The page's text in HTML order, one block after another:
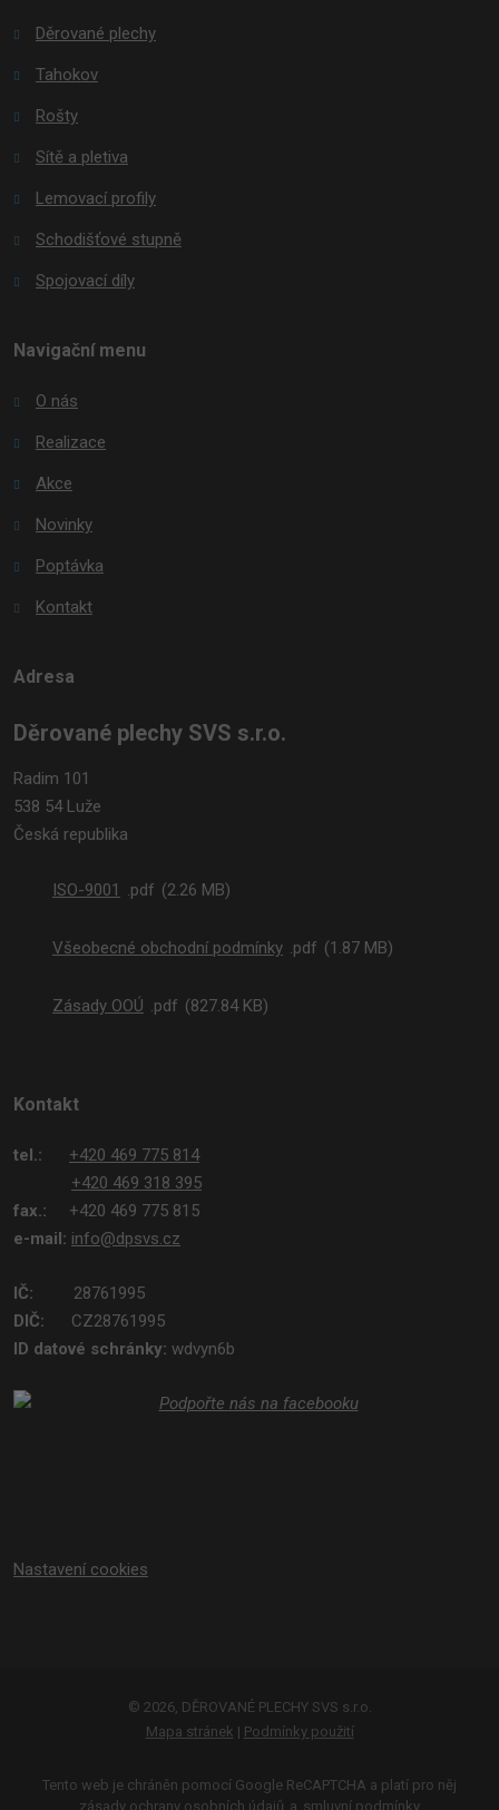
Děrované plechy
Tahokov
Rošty
Sítě a pletiva
Lemovací profily
Schodišťové stupně
Spojovací díly
Navigační menu
O nás
Realizace
Akce
Novinky
Poptávka
Kontakt
Adresa
Děrované plechy SVS s.r.o.
Radim 101
538 54 Luže
Česká republika
ISO-9001 pdf 2.26 MB
Všeobecné obchodní podmínky pdf 1.87 MB
Zásady OOÚ pdf 827.84 KB
Kontakt
tel.: +420 469 775 814
+420 469 318 395
fax.: +420 469 775 815
e-mail: info@dpsvs.cz
IČ: 28761995
DIČ: CZ28761995
ID datové schránky: wdvyn6b
Nastavení cookies
© 2026, DĚROVANÉ PLECHY SVS s.r.o.
Mapa stránek | Podmínky použití
Tento web je chráněn pomocí Google ReCAPTCHA a platí pro něj
zásady ochrany osobních údajů a smluvní podmínky